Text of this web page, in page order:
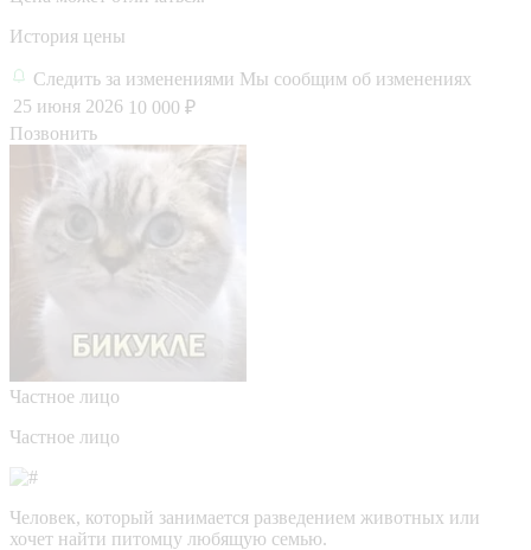
История цены
Следить за изменениями Мы сообщим об изменениях
25 июня 2026 10 000 ₽
Позвонить
Частное лицо
Частное лицо
Человек, который занимается разведением животных или
хочет найти питомцу любящую семью.